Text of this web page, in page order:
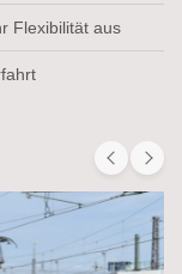
Flexibilität aus